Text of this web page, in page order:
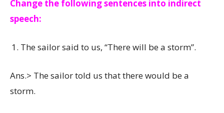
Change the following sentences into indirect
speech:
The sailor said to us, “There will be a storm”.
Ans.> The sailor told us that there would be a
storm.